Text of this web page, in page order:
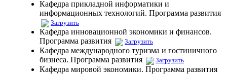
Кафедра прикладной информатики и
информационных технологий. Программа развития
Загрузить
Кафедра инновационной экономики и финансов.
Программа развития
Загрузить
Кафедра международного туризма и гостиничного
бизнеса. Программа развития
Загрузить
Кафедра мировой экономики. Программа развития